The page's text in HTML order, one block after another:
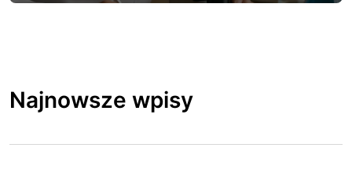
Najnowsze wpisy